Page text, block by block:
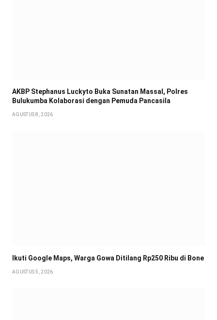
AKBP Stephanus Luckyto Buka Sunatan Massal, Polres
Bulukumba Kolaborasi dengan Pemuda Pancasila
AGUSTUS 8, 2026
Ikuti Google Maps, Warga Gowa Ditilang Rp250 Ribu di Bone
AGUSTUS 5, 2026